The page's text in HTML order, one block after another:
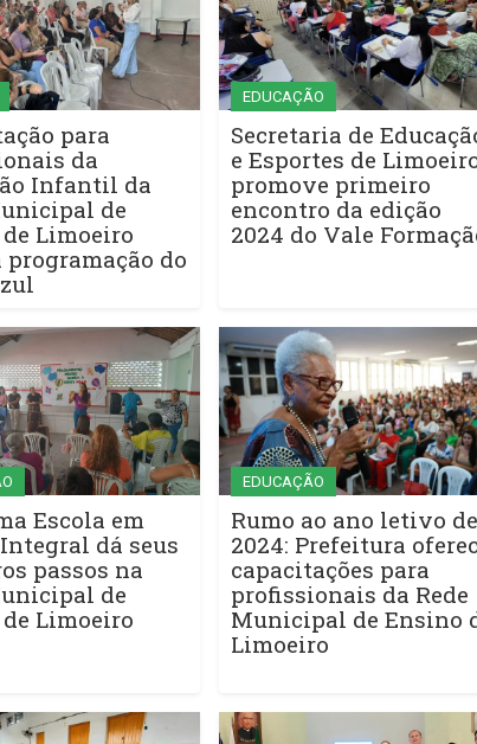
para
da
Infantil da
de
Limoeiro
programação do
EDUCAÇÃO
Secretaria de
e Esportes de
promove primeiro
encontro da edição
2024 do Vale
Escola em
dá seus
passos na
de
Limoeiro
EDUCAÇÃO
Rumo ao ano letivo de
2024: Prefeitura
capacitações para
profissionais da Rede
Municipal de Ensino
Limoeiro